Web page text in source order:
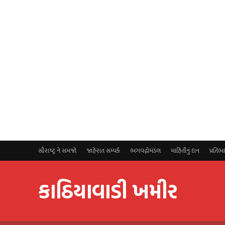
સૌરાષ્ટ્ર ને સમજો જાહેરાત સમ્પર્ક ભગવદ્ગોમંડલ માહિતીનું દાન
કાઠિયાવાડી ખમીર